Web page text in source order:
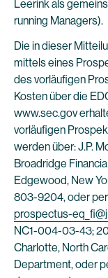
Leerink als
running Managers).
Die in dieser
mittels eines
des vorläufigen
Kosten über die
www.sec.gov
vorläufigen
werden über: J.P.
Broadridge
Edgewood, New
803-9204, oder
prospectus-
NC1-004-03-43;
Charlotte, North
Department, oder